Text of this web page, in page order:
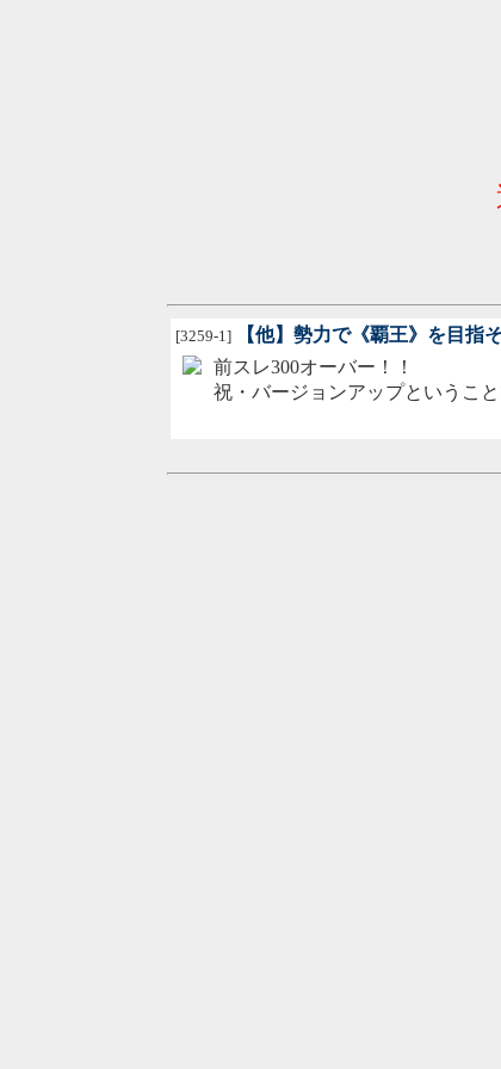
[3259-1] 【他】勢力で《覇王》を目指
前スレ300オーバー！！
祝・バージョンアップというこ